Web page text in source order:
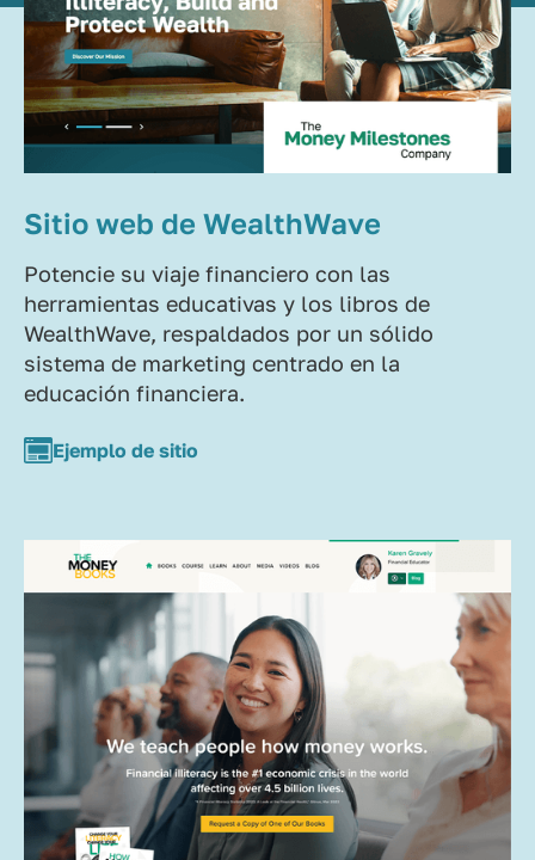
Sitio web de WealthWave
Potencie su viaje financiero con las
herramientas educativas y los libros de
WealthWave, respaldados por un sólido
sistema de marketing centrado en la
educación financiera.
Ejemplo de sitio